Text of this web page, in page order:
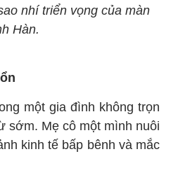
nhí triển vọng của màn
Hàn.
một gia đình không trọn
sớm. Mẹ cô một mình nuôi
kinh tế bấp bênh và mắc